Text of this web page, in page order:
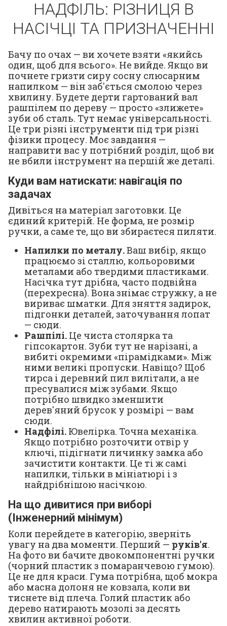
НАДФІЛЬ: РІЗНИЦЯ В
НАСІЧЦІ ТА ПРИЗНАЧЕННІ
Бачу по очах — ви хочете взяти «якийсь
один, щоб для всього». Не вийде. Якщо ви
почнете гризти сиру сосну слюсарним
напилком — він заб'ється смолою через
хвилину. Будете дерти гартований вал
рашпілем по дереву — просто «злижете»
зуби об сталь. Тут немає універсальності.
Це три різні інструменти під три різні
фізики процесу. Моє завдання —
направити вас у потрібний розділ, щоб ви
не вбили інструмент на першій же деталі.
Куди вам натискати: навігація по
задачах
Дивіться на матеріал заготовки. Це
єдиний критерій. Не форма, не розмір
ручки, а саме те, що ви збираєтеся пиляти.
Напилки по металу.Ваш вибір, якщо
працюємо зі сталлю, кольоровими
металами або твердими пластиками.
Насічка тут дрібна, часто подвійна
(перехресна). Вона знімає стружку, а не
вириває шматки. Для зняття задирок,
підгонки деталей, заточування лопат
— сюди.
Рашпілі. Це чиста столярка та
гіпсокартон. Зуби тут не нарізані, а
вибиті окремими «пірамідками». Між
ними великі пропуски. Навіщо? Щоб
тирса і деревний пил вилітали, а не
пресувалися між зубами. Якщо
потрібно швидко зменшити
дерев'яний брусок у розмірі — вам
сюди.
Надфілі. Ювелірка. Точна механіка.
Якщо потрібно розточити отвір у
ключі, підігнати личинку замка або
зачистити контакти. Це ті ж самі
напилки, тільки в мініатюрі і з
найдрібнішою насічкою.
На що дивитися при виборі
(Інженерний мінімум)
Коли перейдете в категорію, зверніть
увагу на два моменти. Перший — руків'я.
На фото ви бачите двокомпонентні ручки
(чорний пластик з помаранчевою гумою).
Це не для краси. Гума потрібна, щоб мокра
або масна долоня не ковзала, коли ви
тиснете від плеча. Голий пластик або
дерево натирають мозолі за десять
хвилин активної роботи.